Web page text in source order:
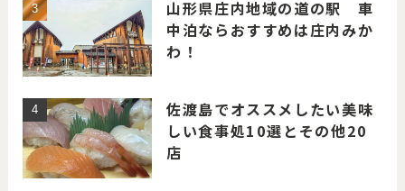
山形県庄内地域の道の駅 車
中泊ならおすすめは庄内みか
わ！
佐渡島でオススメしたい美味
しい食事処10選とその他20
店